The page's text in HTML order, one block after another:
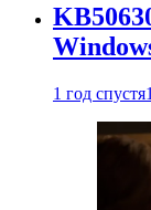
1 год спустя